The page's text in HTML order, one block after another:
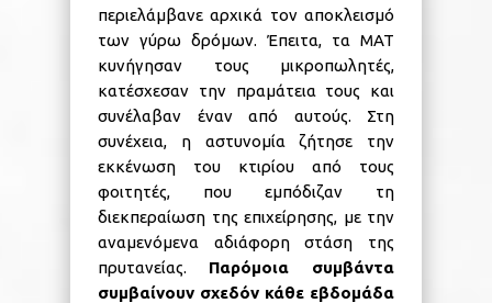
περιελάμβανε αρχικά τον αποκλεισμό
των γύρω δρόμων. Έπειτα, τα ΜΑΤ
κυνήγησαν τους μικροπωλητές,
κατέσχεσαν την πραμάτεια τους και
συνέλαβαν έναν από αυτούς. Στη
συνέχεια, η αστυνομία ζήτησε την
εκκένωση του κτιρίου από τους
φοιτητές, που εμπόδιζαν τη
διεκπεραίωση της επιχείρησης, με την
αναμενόμενα αδιάφορη στάση της
πρυτανείας. Παρόμοια συμβάντα
συμβαίνουν σχεδόν κάθε εβδομάδα